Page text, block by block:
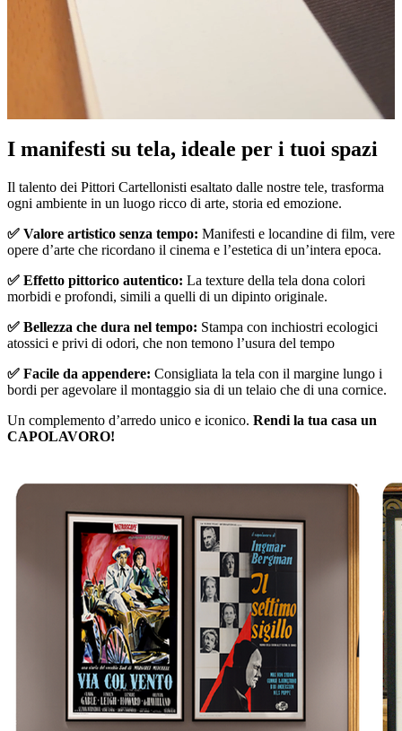
I manifesti su tela, ideale per i tuoi spazi
Il talento dei Pittori Cartellonisti esaltato dalle nostre tele, trasforma
ogni ambiente in un luogo ricco di arte, storia ed emozione.
✅ Valore artistico senza tempo: Manifesti e locandine di film, vere
opere d’arte che ricordano il cinema e l’estetica di un’intera epoca.
✅ Effetto pittorico autentico: La texture della tela dona colori
morbidi e profondi, simili a quelli di un dipinto originale.
✅ Bellezza che dura nel tempo: Stampa con inchiostri ecologici
atossici e privi di odori, che non temono l’usura del tempo
✅ Facile da appendere: Consigliata la tela con il margine lungo i
bordi per agevolare il montaggio sia di un telaio che di una cornice.
Un complemento d’arredo unico e iconico. Rendi la tua casa un
CAPOLAVORO!